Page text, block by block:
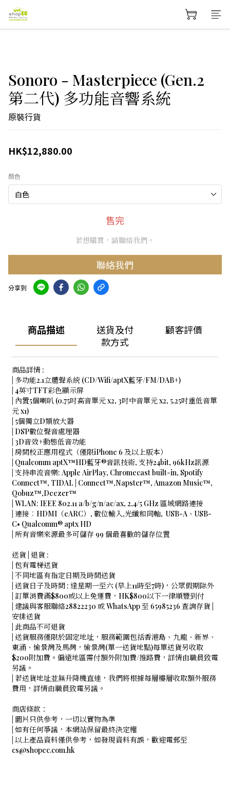
Sonoro - Masterpiece (Gen.2
第二代) 多功能音響系統
原裝行貨
HK$12,880.00
顏色
售完
若想購買，請聯絡我們。
聯絡我們
分享到
商品描述
送貨及付
款方式
顧客評價
商品詳情 :
| 多功能2.1立體聲系統 (CD/Wifi/aptX藍牙/FM/DAB+)
| 4英寸TFT彩色顯示屏
| 內置5個喇叭 (0.75吋高音單元 x2, 3吋中音單元 x2, 5.25吋重低音單
元 x1)
| 5個獨立D類放大器
| DSP數位聲音處理器
| 3D音效+動態低音功能
| 房間校正應用程式（僅限iPhone 6 及以上版本）
| Qualcomm aptX™HD藍牙®音訊技術, 支持24bit, 96kHz訊源
| 支持串流音樂: Apple AirPlay, Chromecast built-in, Spotify
Connect™, TIDAL | Connect™,Napster™, Amazon Music™,
Qobuz™,Deezer™
| WLAN: IEEE 802.11 a/b/g/n/ac/ax, 2,4/5 GHz 區域網路連接
| 連接︰HDMI（eARC）, 數位輸入,光纖和同軸, USB-A、USB-
C• Qualcomm® aptx HD
| 所有音樂來源最多可儲存 99 個最喜歡的儲存位置
送貨 | 退貨 :
| 包有電梯送貨
| 不同地區有指定日期及時間送貨
| 送貨日子及時間 : 逢星期一至六 (早上11時至7時)，公眾假期除外
| 訂單消費滿$800或以上免運費，HK$800以下一律順豐到付
| 建議與客服聯絡28822230 或 WhatsApp 至 65985236 查詢存貨 |
安排送貨
| 此商品不可退貨
| 送貨服務僅限於固定地址，服務範圍包括香港島、九龍、新界、
東涌、愉景灣及馬灣，愉景灣(單一送貨地點)每單送貨另收取
$200附加費。偏遠地區需付額外附加費/推路費，詳情由職員致電
另議。
| 若送貨地址並無升降機直達，我們將根據每層樓層收取額外服務
費用，詳情由職員致電另議。
商店條款：
| 圖片只供參考，一切以實物為準
| 如有任何爭議，本網站保留最終決定權
| 以上產品資料僅供參考，如發現資料有誤，歡迎電郵至
cs@shopec.com.hk